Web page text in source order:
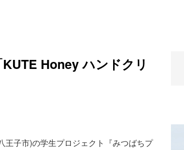
Honey ハンドクリ
王子市)の学生プロジェクト『みつばちプ